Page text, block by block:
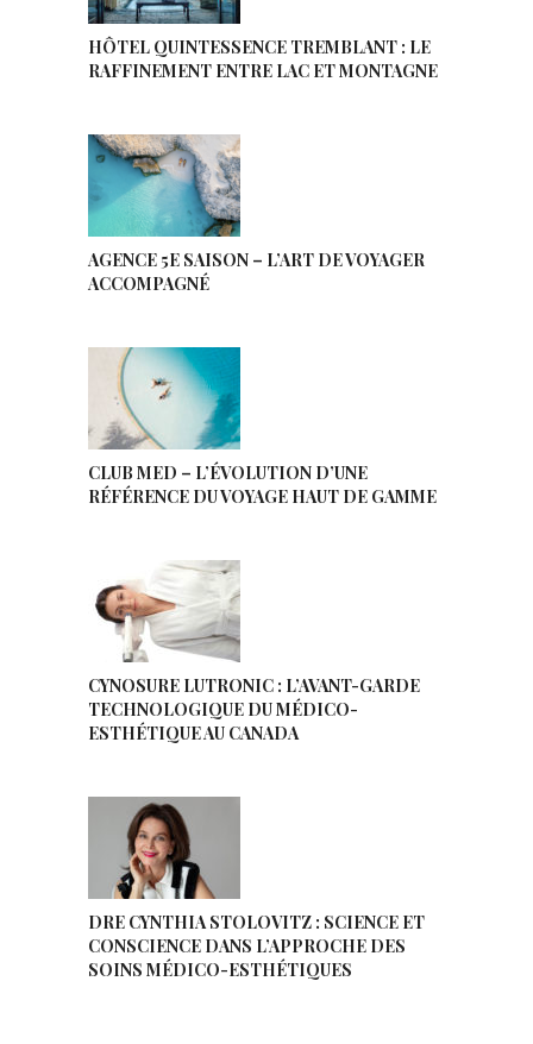
HÔTEL QUINTESSENCE TREMBLANT : LE
RAFFINEMENT ENTRE LAC ET MONTAGNE
AGENCE 5E SAISON – L’ART DE VOYAGER
ACCOMPAGNÉ
CLUB MED – L’ÉVOLUTION D’UNE
RÉFÉRENCE DU VOYAGE HAUT DE GAMME
CYNOSURE LUTRONIC : L’AVANT-GARDE
TECHNOLOGIQUE DU MÉDICO-
ESTHÉTIQUE AU CANADA
DRE CYNTHIA STOLOVITZ : SCIENCE ET
CONSCIENCE DANS L’APPROCHE DES
SOINS MÉDICO-ESTHÉTIQUES